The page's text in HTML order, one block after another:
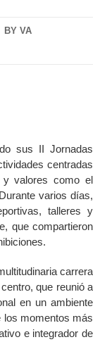
BY VA
sus II Jornadas
centradas
y valores como el
varios días,
talleres y
que compartieron
carrera
que reunió a
en un ambiente
los momentos más
e integrador de